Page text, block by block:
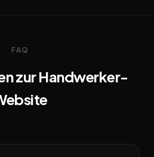
FAQ
zur Handwerker-